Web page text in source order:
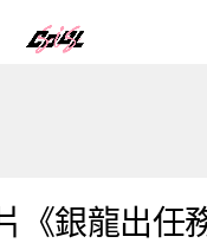
《銀龍出任